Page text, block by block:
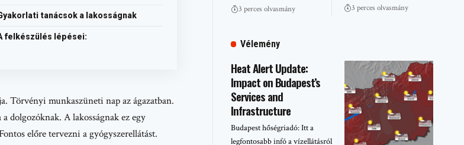
tanácsok a lakosságnak
felkészülés lépései:
Törvényi munkaszüneti nap az ágazatban.
dolgozóknak. A lakosságnak ez egy
előre tervezni a gyógyszerellátást.
3 perces olvasmány 3 perces olvasmány
Vélemény
Heat Alert Update:
Impact on Budapest’s
Services and
Infrastructure
Budapest hőségriadó: Itt a
legfontosabb infó a vízellátásról